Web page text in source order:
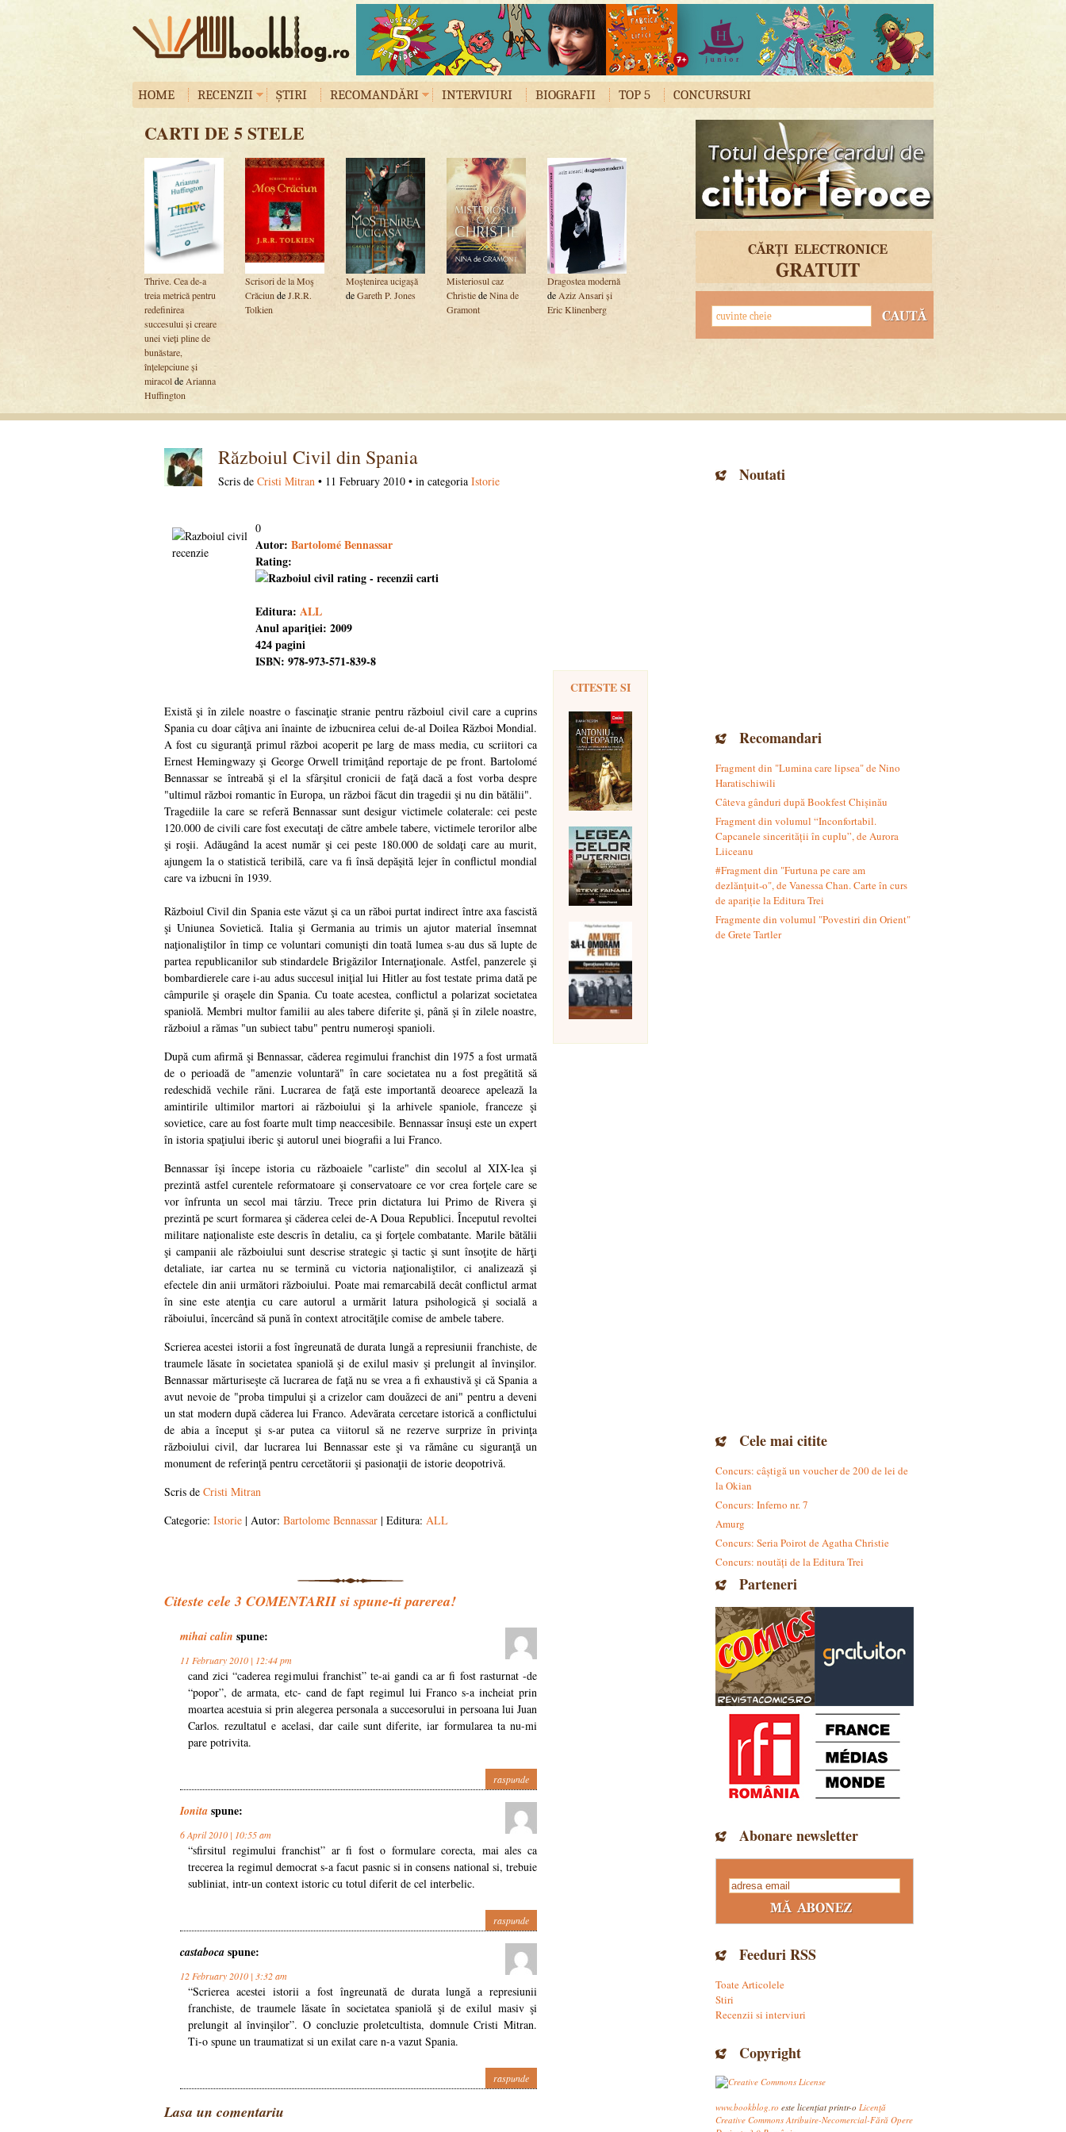
HOME RECENZII ȘTIRI RECOMANDĂRI INTERVIURI BIOGRAFII TOP 5 CONCURSURI
CARTI DE 5 STELE
Thrive. Cea de-a
treia metrică pentru
redefinirea
succesului și creare
unei vieți pline de
bunăstare,
înțelepciune și
miracolde Arianna
Huffington
Scrisori de la Moş
Crăciun deJ.R.R.
Tolkien
Moștenirea ucigașă
deGareth P. Jones
Misteriosul caz
ChristiedeNina de
Gramont
Dragostea modernă
de Aziz Ansari și
Eric Klinenberg
Războiul Civil din Spania
Scris de Cristi Mitran • 11 February 2010 • in categoria Istorie
0
Autor: Bartolomé Bennassar
Rating:
Editura: ALL
Anul apariţiei: 2009
424 pagini
ISBN: 978-973-571-839-8
Există şi în zilele noastre o fascinaţie stranie pentru războiul civil care a cuprins
Spania cu doar câţiva ani înainte de izbucnirea celui de-al Doilea Război Mondial.
A fost cu siguranţă primul război acoperit pe larg de mass media, cu scriitori ca
Ernest Hemingwazy şi George Orwell trimiţând reportaje de pe front. Bartolomé
Bennassar se întreabă şi el la sfârşitul cronicii de faţă dacă a fost vorba despre
"ultimul război romantic în Europa, un război făcut din tragedii şi nu din bătălii".
Tragediile la care se referă Bennassar sunt desigur victimele colaterale: cei peste
120.000 de civili care fost executaţi de către ambele tabere, victimele terorilor albe
şi roşii. Adăugând la acest număr şi cei peste 180.000 de soldaţi care au murit,
ajungem la o statistică teribilă, care va fi însă depăşită lejer în conflictul mondial
care va izbucni în 1939.
Războiul Civil din Spania este văzut şi ca un răboi purtat indirect între axa fascistă
şi Uniunea Sovietică. Italia şi Germania au trimis un ajutor material însemnat
naţionaliştilor în timp ce voluntari comunişti din toată lumea s-au dus să lupte de
partea republicanilor sub stindardele Brigăzilor Internaţionale. Astfel, panzerele şi
bombardierele care i-au adus succesul iniţial lui Hitler au fost testate prima dată pe
câmpurile şi oraşele din Spania. Cu toate acestea, conflictul a polarizat societatea
spaniolă. Membri multor familii au ales tabere diferite şi, până şi în zilele noastre,
războiul a rămas "un subiect tabu" pentru numeroşi spanioli.
După cum afirmă şi Bennassar, căderea regimului franchist din 1975 a fost urmată
de o perioadă de "amenzie voluntară" în care societatea nu a fost pregătită să
redeschidă vechile răni. Lucrarea de faţă este importantă deoarece apelează la
amintirile ultimilor martori ai războiului şi la arhivele spaniole, franceze şi
sovietice, care au fost foarte mult timp neaccesibile. Bennassar însuşi este un expert
în istoria spaţiului iberic şi autorul unei biografii a lui Franco.
Bennassar îşi începe istoria cu războaiele "carliste" din secolul al XIX-lea şi
prezintă astfel curentele reformatoare şi conservatoare ce vor crea forţele care se
vor înfrunta un secol mai târziu. Trece prin dictatura lui Primo de Rivera şi
prezintă pe scurt formarea şi căderea celei de-A Doua Republici. Începutul revoltei
militare naţionaliste este descris în detaliu, ca şi forţele combatante. Marile bătălii
şi campanii ale războiului sunt descrise strategic şi tactic şi sunt însoţite de hărţi
detaliate, iar cartea nu se termină cu victoria naţionaliştilor, ci analizează şi
efectele din anii următori războiului. Poate mai remarcabilă decât conflictul armat
în sine este atenţia cu care autorul a urmărit latura psihologică şi socială a
răboiului, încercând să pună în context atrocităţile comise de ambele tabere.
Scrierea acestei istorii a fost îngreunată de durata lungă a represiunii franchiste, de
traumele lăsate în societatea spaniolă şi de exilul masiv şi prelungit al învinşilor.
Bennassar mărturiseşte că lucrarea de faţă nu se vrea a fi exhaustivă şi că Spania a
avut nevoie de "proba timpului şi a crizelor cam douăzeci de ani" pentru a deveni
un stat modern după căderea lui Franco. Adevărata cercetare istorică a conflictului
de abia a început şi s-ar putea ca viitorul să ne rezerve surprize în privinţa
războiului civil, dar lucrarea lui Bennassar este şi va rămâne cu siguranţă un
monument de referinţă pentru cercetătorii şi pasionaţii de istorie deopotrivă.
Scris de Cristi Mitran
Categorie: Istorie | Autor: Bartolome Bennassar | Editura: ALL
Citeste cele3 COMENTARII si spune-ti parerea!
mihai calin spune:
11 February 2010 | 12:44 pm
cand zici “caderea regimului franchist” te-ai gandi ca ar fi fost rasturnat -de
“popor”, de armata, etc- cand de fapt regimul lui Franco s-a incheiat prin
moartea acestuia si prin alegerea personala a succesorului in persoana lui Juan
Carlos. rezultatul e acelasi, dar caile sunt diferite, iar formularea ta nu-mi
pare potrivita.
raspunde
Ionita spune:
6 April 2010 | 10:55 am
“sfirsitul regimului franchist” ar fi fost o formulare corecta, mai ales ca
trecerea la regimul democrat s-a facut pasnic si in consens national si, trebuie
subliniat, intr-un context istoric cu totul diferit de cel interbelic.
raspunde
castaboca spune:
12 February 2010 | 3:32 am
“Scrierea acestei istorii a fost îngreunată de durata lungă a represiunii
franchiste, de traumele lăsate în societatea spaniolă şi de exilul masiv şi
prelungit al învinşilor”. O concluzie proletcultista, domnule Cristi Mitran.
Ti-o spune un traumatizat si un exilat care n-a vazut Spania.
raspunde
Lasa un comentariu
CITESTE SI
Noutati
Recomandari
Fragment din "Lumina care lipsea" de Nino
Haratischiwili
Câteva gânduri după Bookfest Chișinău
Fragment din volumul “Inconfortabil.
Capcanele sincerității în cuplu”, de Aurora
Liiceanu
#Fragment din "Furtuna pe care am
dezlănțuit-o", de Vanessa Chan. Carte în curs
de apariție la Editura Trei
Fragmente din volumul "Povestiri din Orient"
de Grete Tartler
Cele mai citite
Concurs: câștigă un voucher de 200 de lei de
la Okian
Concurs: Inferno nr. 7
Amurg
Concurs: Seria Poirot de Agatha Christie
Concurs: noutăți de la Editura Trei
Parteneri
Abonare newsletter
Feeduri RSS
Toate Articolele
Stiri
Recenzii si interviuri
Copyright
www.bookblog.ro este licenţiat printr-o Licenţă
Creative Commons Atribuire-Necomercial-Fără Opere